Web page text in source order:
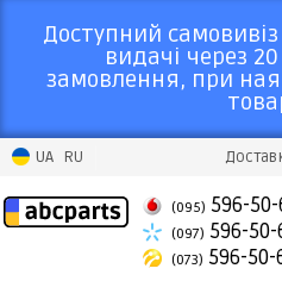
Доступний
видачі через
замовлення, при
UA RU
(095) 596-
(097) 596-50-
(073) 596-50-